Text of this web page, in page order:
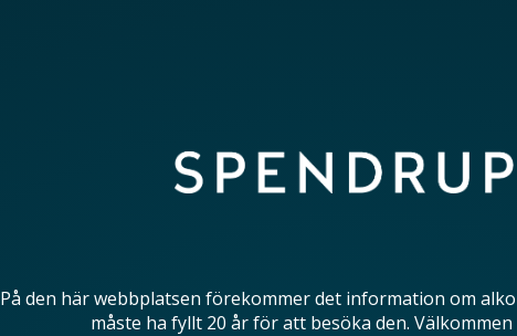
På den här webbplatsen förekommer det information om
måste ha fyllt 20 år för att besöka den.